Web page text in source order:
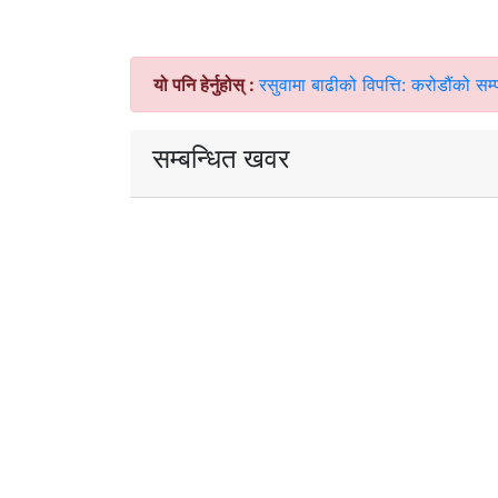
यो पनि हेर्नुहोस् :रसुवामा बाढीको विपत्ति: करोडौंको
सम्बन्धित खवर